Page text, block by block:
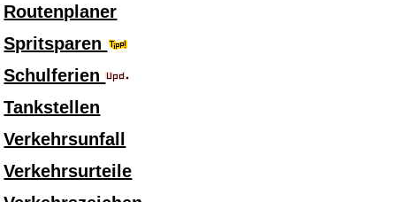
Routenplaner
Spritsparen
Schulferien
Tankstellen
Verkehrsunfall
Verkehrsurteile